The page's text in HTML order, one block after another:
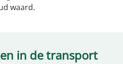
waard.
in de transport